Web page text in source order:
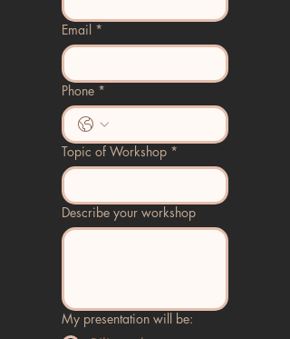
Email *
Phone *
Topic of Workshop *
Describe your workshop
My presentation will be: